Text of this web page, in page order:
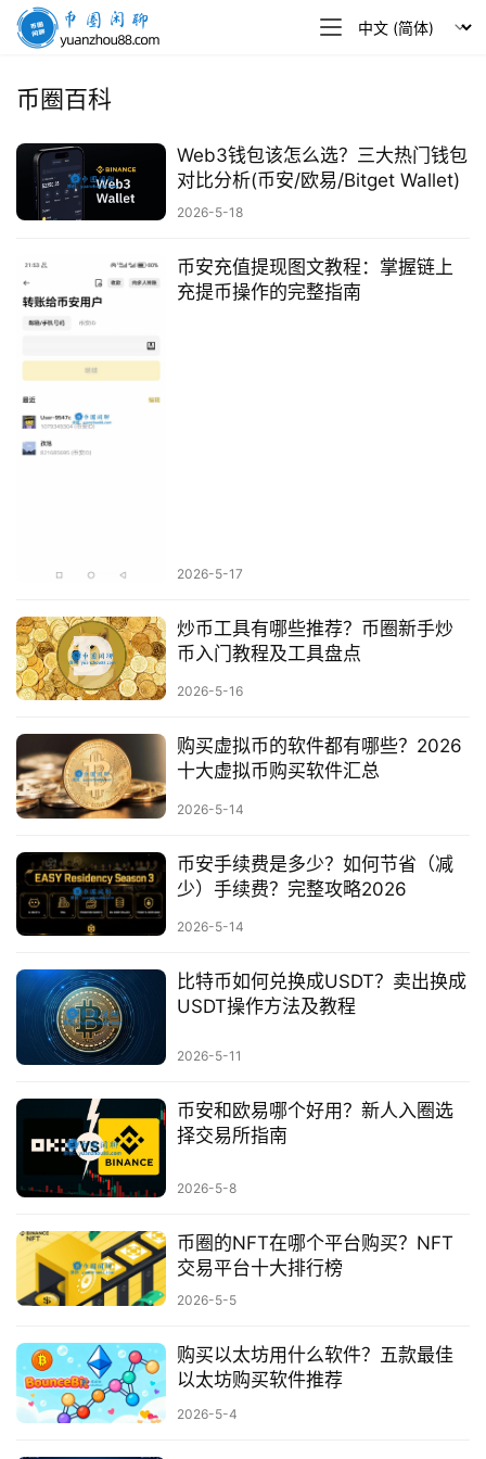
币
聊
币
种
新
常
见
题
交
所
手
算
投
算
器
币圈百科
Web3钱包该怎么选？三大热门钱包
对比分析(币安/欧易/Bitget Wallet)
2026-5-18
币安充值提现图文教程：掌握链上
充提币操作的完整指南
2026-5-17
炒币工具有哪些推荐？币圈新手炒
币入门教程及工具盘点
2026-5-16
购买虚拟币的软件都有哪些？2026
十大虚拟币购买软件汇总
2026-5-14
币安手续费是多少？如何节省（减
少）手续费？完整攻略2026
2026-5-14
比特币如何兑换成USDT？卖出换成
USDT操作方法及教程
2026-5-11
币安和欧易哪个好用？新人入圈选
择交易所指南
2026-5-8
币圈的NFT在哪个平台购买？NFT
交易平台十大排行榜
2026-5-5
购买以太坊用什么软件？五款最佳
以太坊购买软件推荐
2026-5-4